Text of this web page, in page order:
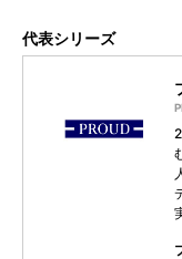
代表シリーズ